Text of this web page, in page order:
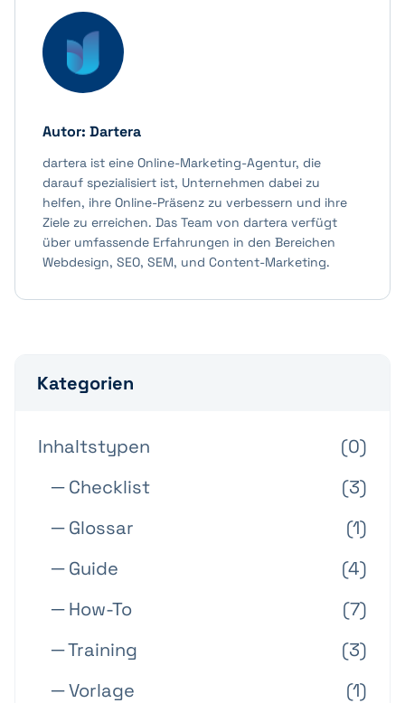
Autor: Dartera
dartera ist eine Online-Marketing-Agentur, die
darauf spezialisiert ist, Unternehmen dabei zu
helfen, ihre Online-Präsenz zu verbessern und ihre
Ziele zu erreichen. Das Team von dartera verfügt
über umfassende Erfahrungen in den Bereichen
Webdesign, SEO, SEM, und Content-Marketing.
Kategorien
Inhaltstypen
(0)
─ Checklist
(3)
─ Glossar
(1)
─ Guide
(4)
─ How-To
(7)
─ Training
(3)
─ Vorlage
(1)